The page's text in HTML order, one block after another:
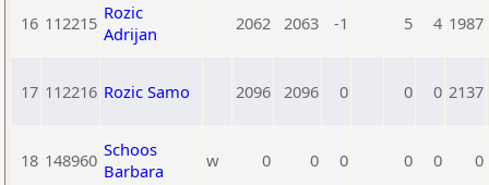
16 112215 Rozic
Adrijan
2062 2063 -1 5 4 1987
17 112216 Rozic Samo 2096 2096 0 0 0 2137
18 148960 Schoos
Barbara
w 0 0 0 0 0 0